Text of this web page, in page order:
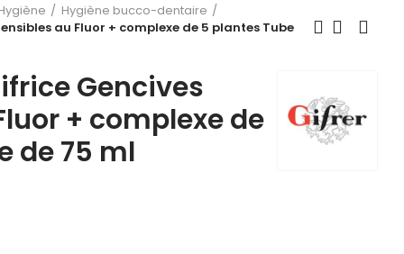
Hygiène bucco-dentaire
au Fluor + complexe de 5 plantes Tube
Gencives
+ complexe de
de 75 ml